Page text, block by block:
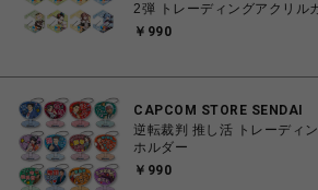
2弾 トレーディングアクリル
￥990
CAPCOM STORE SENDAI
逆転裁判 推し活 トレーディ
ホルダー
￥990